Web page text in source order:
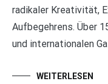
radikaler Kreativität,
Aufbegehrens. Über
und internationalen
WEITERLESEN